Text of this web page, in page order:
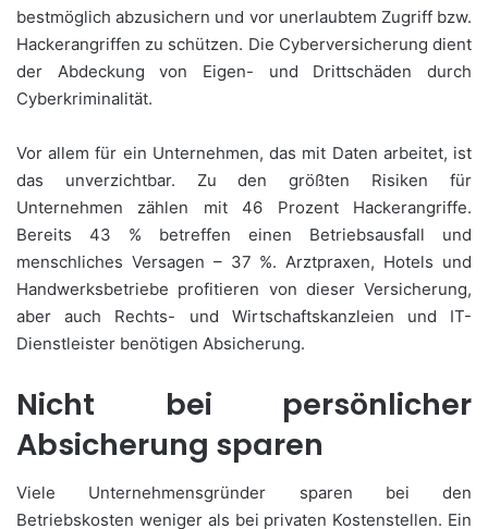
bestmöglich abzusichern und vor unerlaubtem Zugriff bzw.
Hackerangriffen zu schützen. Die Cyberversicherung dient
der Abdeckung von Eigen- und Drittschäden durch
Cyberkriminalität.
Vor allem für ein Unternehmen, das mit Daten arbeitet, ist
das unverzichtbar. Zu den größten Risiken für
Unternehmen zählen mit 46 Prozent Hackerangriffe.
Bereits 43 % betreffen einen Betriebsausfall und
menschliches Versagen – 37 %. Arztpraxen, Hotels und
Handwerksbetriebe profitieren von dieser Versicherung,
aber auch Rechts- und Wirtschaftskanzleien und IT-
Dienstleister benötigen Absicherung.
Nicht bei persönlicher
Absicherung sparen
Viele Unternehmensgründer sparen bei den
Betriebskosten weniger als bei privaten Kostenstellen. Ein